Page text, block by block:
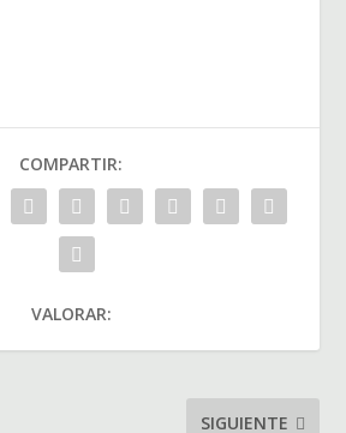
COMPARTIR:
VALORAR:
SIGUIENTE